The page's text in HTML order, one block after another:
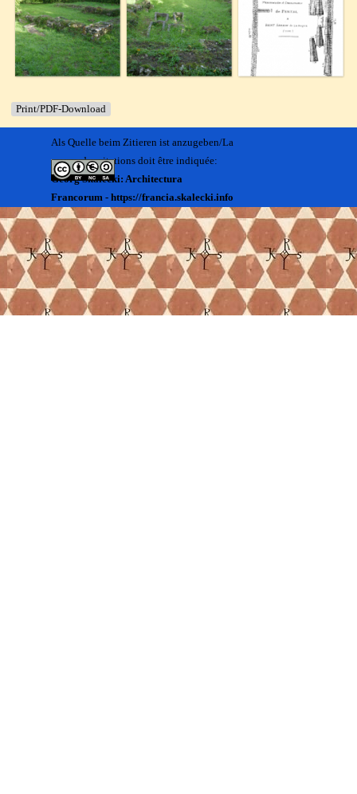
Print/PDF-Download
Als Quelle beim Zitieren ist anzugeben/La
source des citations doit être indiquée:
Georg Skalecki: Architectura
Francorum - https://francia.skalecki.info
Kontakt/Me contacter:
Francia@skalecki.info
Zurück zum Seiteninhalt